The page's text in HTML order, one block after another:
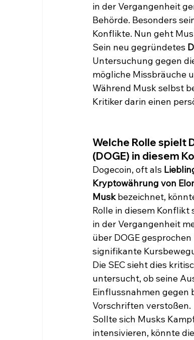
in der Vergangenheit
Behörde. Besonders
Konflikte. Nun geht
Sein neu gegründetes
Untersuchung gegen
mögliche Missbräuche
Während Musk selbst
Kritiker darin einen
Welche Rolle spielt
(DOGE) in diesem
Dogecoin, oft als
Kryptowährung von
Musk bezeichnet,
Rolle in diesem Konflikt
in der Vergangenheit
über DOGE
signifikante
Die SEC sieht dies
untersucht, ob seine
Einflussnahmen gegen
Vorschriften verstoßen.
Sollte sich Musks
intensivieren, könnte